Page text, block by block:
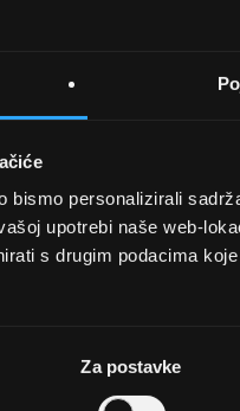
bismo personalizirali
upotrebi naše web-
s drugim podacima
Za postavke
selection